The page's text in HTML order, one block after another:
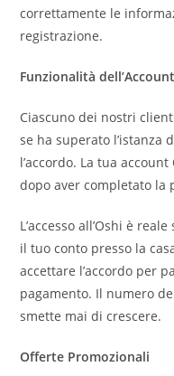
correttamente le
registrazione.
Funzionalità dell’Account
Ciascuno dei nostri
se ha superato l’istanza
l’accordo. La tua
dopo aver completato la
L’accesso all’Oshi è
il tuo conto presso la
accettare l’accordo per
pagamento. Il numero
smette mai di crescere.
Offerte Promozionali